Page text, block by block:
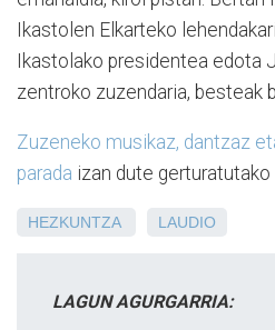
Ikastolen Elkarteko
Ikastolako presidentea edota
zentroko zuzendaria, besteak
Zuzeneko musikaz, dantzaz
parada izan dute gerturatutako
HEZKUNTZA LAUDIO
LAGUN AGURGARRIA: